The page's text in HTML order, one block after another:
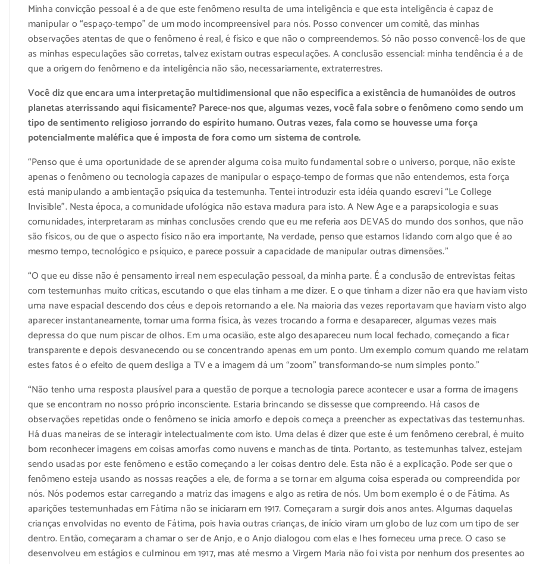
Minha convicção pessoal é a de que este fenômeno resulta de uma inteligência e que esta inteligência é capaz de
manipular o “espaço-tempo” de um modo incompreensível para nós. Posso convencer um comitê, das minhas
observações atentas de que o fenômeno é real, é físico e que não o compreendemos. Só não posso convencê-los de que
as minhas especulações são corretas, talvez existam outras especulações. A conclusão essencial: minha tendência é a de
que a origem do fenômeno e da inteligência não são, necessariamente, extraterrestres.
Você diz que encara uma interpretação multidimensional que não especifica a existência de humanóides de outros
planetas aterrissando aqui fisicamente? Parece-nos que, algumas vezes, você fala sobre o fenômeno como sendo um
tipo de sentimento religioso jorrando do espírito humano. Outras vezes, fala como se houvesse uma força
potencialmente maléfica que é imposta de fora como um sistema de controle.
“Penso que é uma oportunidade de se aprender alguma coisa muito fundamental sobre o universo, porque, não existe
apenas o fenômeno ou tecnologia capazes de manipular o espaço-tempo de formas que não entendemos, esta força
está manipulando a ambientação psíquica da testemunha. Tentei introduzir esta idéia quando escrevi “Le College
Invisible”. Nesta época, a comunidade ufológica não estava madura para isto. A New Age e a parapsicologia e suas
comunidades, interpretaram as minhas conclusões crendo que eu me referia aos DEVAS do mundo dos sonhos, que não
são físicos, ou de que o aspecto físico não era importante, Na verdade, penso que estamos lidando com algo que é ao
mesmo tempo, tecnológico e psíquico, e parece possuir a capacidade de manipular outras dimensões.”
“O que eu disse não é pensamento irreal nem especulação pessoal, da minha parte. É a conclusão de entrevistas feitas
com testemunhas muito críticas, escutando o que elas tinham a me dizer. E o que tinham a dizer não era que haviam visto
uma nave espacial descendo dos céus e depois retornando a ele. Na maioria das vezes reportavam que haviam visto algo
aparecer instantaneamente, tomar uma forma física, às vezes trocando a forma e desaparecer, algumas vezes mais
depressa do que num piscar de olhos. Em uma ocasião, este algo desapareceu num local fechado, começando a ficar
transparente e depois desvanecendo ou se concentrando apenas em um ponto. Um exemplo comum quando me relatam
estes fatos é o efeito de quem desliga a TV e a imagem dá um “zoom” transformando-se num simples ponto.”
“Não tenho uma resposta plausível para a questão de porque a tecnologia parece acontecer e usar a forma de imagens
que se encontram no nosso próprio inconsciente. Estaria brincando se dissesse que compreendo. Há casos de
observações repetidas onde o fenômeno se inicia amorfo e depois começa a preencher as expectativas das testemunhas.
Há duas maneiras de se interagir intelectualmente com isto. Uma delas é dizer que este é um fenômeno cerebral, é muito
bom reconhecer imagens em coisas amorfas como nuvens e manchas de tinta. Portanto, as testemunhas talvez, estejam
sendo usadas por este fenômeno e estão começando a ler coisas dentro dele. Esta não é a explicação. Pode ser que o
fenômeno esteja usando as nossas reações a ele, de forma a se tornar em alguma coisa esperada ou compreendida por
nós. Nós podemos estar carregando a matriz das imagens e algo as retira de nós. Um bom exemplo é o de Fátima. As
aparições testemunhadas em Fátima não se iniciaram em 1917. Começaram a surgir dois anos antes. Algumas daquelas
crianças envolvidas no evento de Fátima, pois havia outras crianças, de início viram um globo de luz com um tipo de ser
dentro. Então, começaram a chamar o ser de Anjo, e o Anjo dialogou com elas e lhes forneceu uma prece. O caso se
desenvolveu em estágios e culminou em 1917, mas até mesmo a Virgem Maria não foi vista por nenhum dos presentes ao